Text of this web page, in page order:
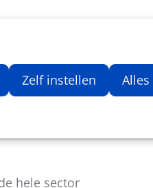
Zelf instellen
Aantal
hele sector